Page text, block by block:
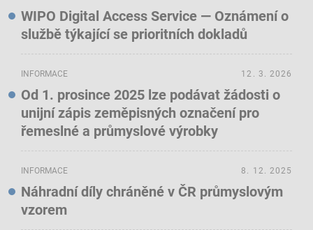
WIPO Digital Access Service — Oznámení o
službě týkající se prioritních dokladů
INFORMACE
Od 1. prosince 2025 lze podávat žádosti o
unijní zápis zeměpisných označení pro
řemeslné a průmyslové výrobky
12. 3. 2026
INFORMACE
Náhradní díly chráněné v ČR průmyslovým
vzorem
8. 12. 2025